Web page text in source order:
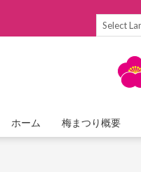
ホーム 梅まつり概要